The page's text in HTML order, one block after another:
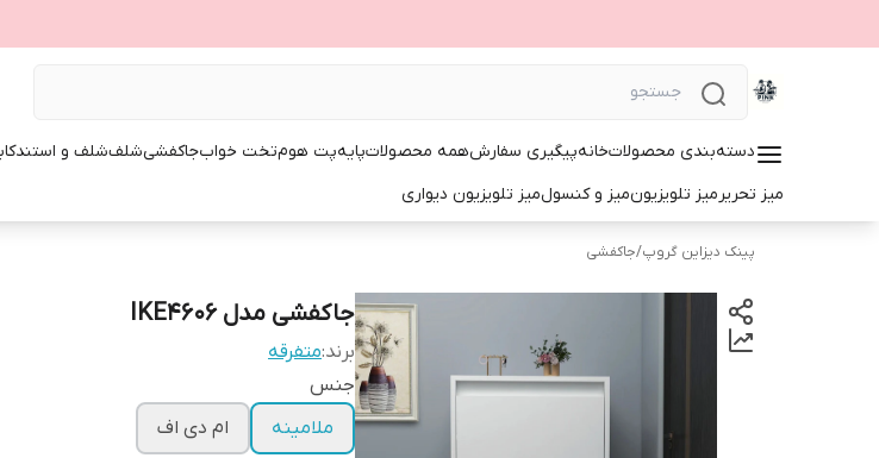
دسته‌بندی محصولاتخانهپیگیری سفارشهمه محصولاتپایهپت هومتخت خوابجاکفشیشلفشلف و استند
میز تحریرمیز تلویزیونمیز و کنسولمیز تلویزیون دیواری
پینک دیزاین گروپ/جاکفشی
جاکفشی مدل IKE4606
برند:متفرقه
جنس
ملامینه
ام دی اف